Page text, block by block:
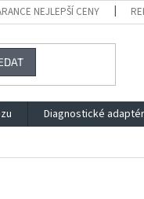
NEJLEPŠÍ CENY
Diagnostické